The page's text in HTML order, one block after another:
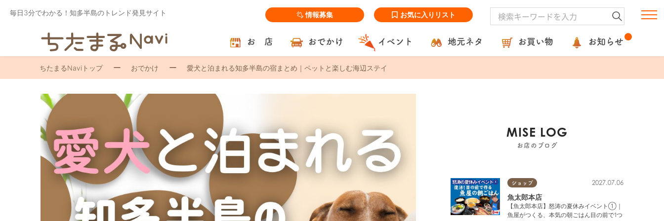
毎日3分でわかる！知多半島のトレンド発見サイト 情報募集 お気に入りリスト
お 店 おでかけ イベント 地元ネタ お買い物 お知らせ
ちたまるNaviトップ おでかけ 愛犬と泊まれる知多半島の宿まとめ｜ペットと楽しむ海辺ステイ
MISE LOG
お店のブログ
ショップ 2027.07.06
魚太郎本店
【魚太郎本店】怒涛の夏休みイベント①｜
魚屋がつくる、本気の朝ごはん目の前で1つ